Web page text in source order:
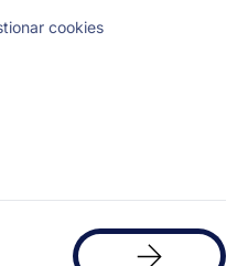
cookies
Solicita
una